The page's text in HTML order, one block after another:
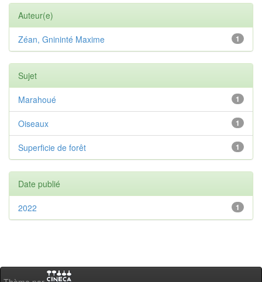
Auteur(e)
1
Zéan, Gnininté Maxime
Sujet
1
Marahoué
1
Oiseaux
1
Superficie de forêt
Date publié
1
2022